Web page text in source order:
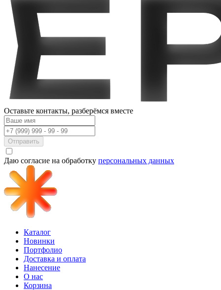
Оставьте контакты, разберёмся вместе
Отправить
Даю согласие на обработку персональных данных
Каталог
Новинки
Портфолио
Доставка и оплата
Нанесение
О нас
Корзина